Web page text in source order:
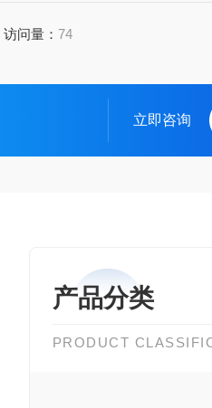
访问量： 74
立即咨询
产品分类
PRODUCT